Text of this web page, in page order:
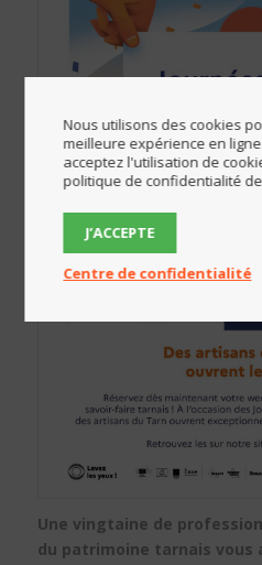
Une vingtaine de
du patrimoine tarnais vous
Nous utilisons des cookies
meilleure expérience en
acceptez l'utilisation de
politique de confidentialité
J’ACCEPTE
Centre de confidentialité